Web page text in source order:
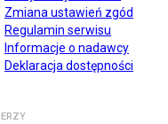
Zmiana ustawień zgód
Regulamin serwisu
Informacje o nadawcy
Deklaracja dostępności